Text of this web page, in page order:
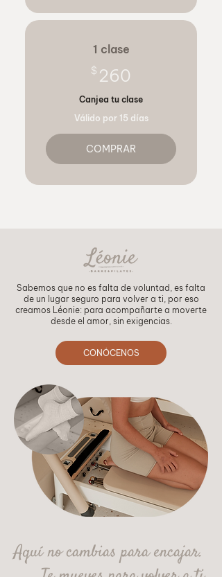
1 clase
$ 260
Canjea tu clase
Válido por 15 días
COMPRAR
Sabemos que no es falta de voluntad, es falta
de un lugar seguro para volver a ti, por eso
creamos Léonie: para acompañarte a moverte
desde el amor, sin exigencias.
CONÓCENOS
Aquí no cambias para encajar.